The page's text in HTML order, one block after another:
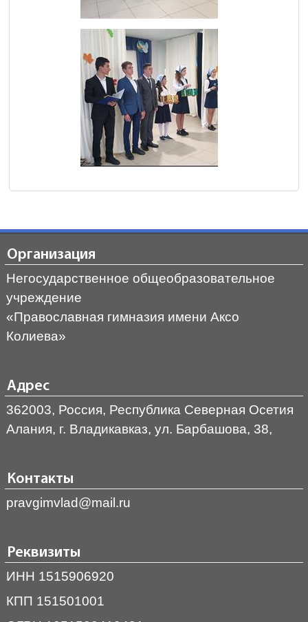
Организация
Негосударственное общеобразовательное
учреждение
«Православная гимназия имени Аксо
Колиева»
Адрес
362003, Россия, Республика Северная Осетия
Алания, г. Владикавказ, ул. Барбашова, 38,
Контакты
pravgimvlad@mail.ru
Реквизиты
ИНН 1515906920
КПП 151501001